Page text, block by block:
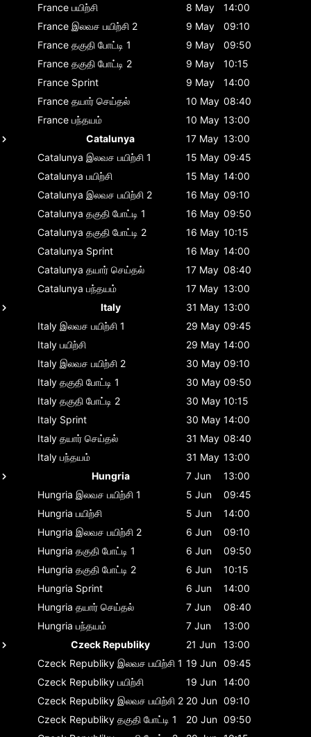
France பயிற்சி 8 May
14:00
France இலவச பயிற்சி 2 9 May
09:10
France தகுதி போட்டி 1 9 May
09:50
France தகுதி போட்டி 2 9 May
10:15
France Sprint 9 May
14:00
France தயார் செய்தல் 10 May 08:40
France பந்தயம் 10 May 13:00
Catalunya
17 May 13:00
Catalunya இலவச பயிற்சி 1 15 May 09:45
Catalunya பயிற்சி 15 May 14:00
Catalunya இலவச பயிற்சி 2 16 May 09:10
Catalunya தகுதி போட்டி 1 16 May 09:50
Catalunya தகுதி போட்டி 2 16 May 10:15
Catalunya Sprint 16 May 14:00
Catalunya தயார் செய்தல் 17 May 08:40
Catalunya பந்தயம் 17 May 13:00
Italy
31 May 13:00
Italy இலவச பயிற்சி 1 29 May 09:45
Italy பயிற்சி 29 May 14:00
Italy இலவச பயிற்சி 2 30 May 09:10
Italy தகுதி போட்டி 1 30 May 09:50
Italy தகுதி போட்டி 2 30 May 10:15
Italy Sprint 30 May 14:00
Italy தயார் செய்தல் 31 May 08:40
Italy பந்தயம் 31 May 13:00
Hungria
7 Jun
13:00
Hungria இலவச பயிற்சி 1 5 Jun
09:45
Hungria பயிற்சி 5 Jun
14:00
Hungria இலவச பயிற்சி 2 6 Jun
09:10
Hungria தகுதி போட்டி 1 6 Jun
09:50
Hungria தகுதி போட்டி 2 6 Jun
10:15
Hungria Sprint 6 Jun
14:00
Hungria தயார் செய்தல் 7 Jun
08:40
Hungria பந்தயம் 7 Jun
13:00
Czeck Republiky
21 Jun
13:00
Czeck Republiky இலவச பயிற்சி 1 19 Jun 09:45
Czeck Republiky பயிற்சி 19 Jun 14:00
Czeck Republiky இலவச பயிற்சி 2 20 Jun 09:10
Czeck Republiky தகுதி போட்டி 1 20 Jun 09:50